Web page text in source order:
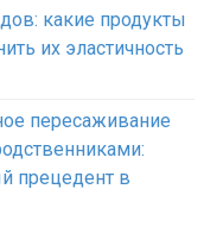
какие продукты
их эластичность
пересаживание
прецедент в